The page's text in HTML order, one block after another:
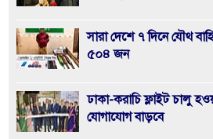
সারা দেশে ৭ দিনে যৌথ
৫০৪ জন
ঢাকা-করাচি ফ্লাইট চালু
যোগাযোগ বাড়বে